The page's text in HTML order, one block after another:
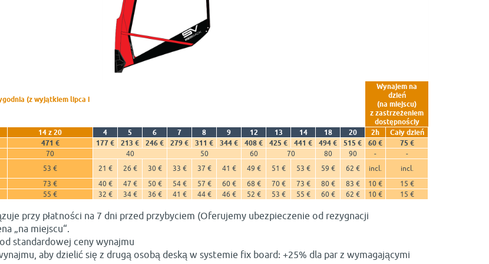
(z wyjątkiem lipca i
Wynajem na
dzień
(na miejscu)
z zastrzeżeniem
dostępnościy
14 z 20 4 5 6 7 8 9 12 13 14 18 20 2h
Cały dzień
471 € 177 € 213 € 246 € 279 € 311 € 344 € 408 € 425 € 441 € 494 € 515 € 60 €
75 €
70 40 50 60 70 80 90 -
-
53 € 21 € 26 € 30 € 33 € 37 € 41 € 49 € 51 € 53 € 59 € 62 € incl. incl.
73 € 40 € 47 € 50 € 54 € 57 € 60 € 68 € 70 € 73 € 80 € 83 € 10 €
15 €
55 € 32 € 34 € 36 € 41 € 44 € 46 € 52 € 53 € 55 € 60 € 62 € 10 € 15 €
przy płatności na 7 dni przed przybyciem (Oferujemy ubezpieczenie od rezygnacji
„na miejscu“.
standardowej ceny wynajmu
aby dzielić się z drugą osobą deską w systemie fix board: +25% dla par z wymagającymi